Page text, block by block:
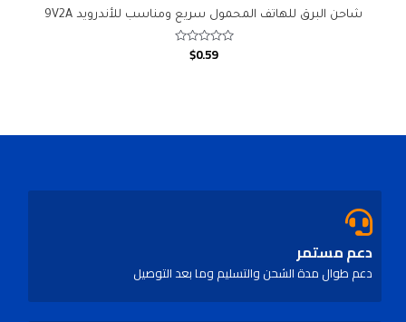
شاحن البرق للهاتف المحمول سريع ومناسب للأندرويد 9V2A
Rated
$0.59
دعم مستمر
دعم طوال مدة الشحن والتسليم وما بعد التوصيل